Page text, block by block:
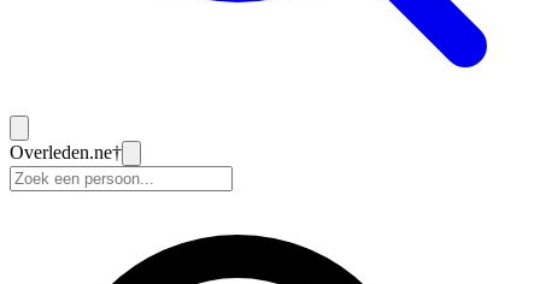
Overleden.ne†